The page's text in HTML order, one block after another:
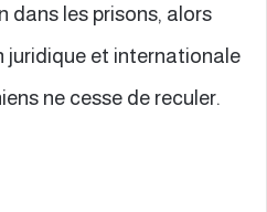
dans les prisons, alors
juridique et internationale
ne cesse de reculer.